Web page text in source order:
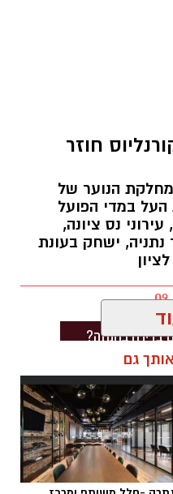
חוזר
שגדל במחלקת הנוער של
העל במדי הפועל
נס ציונה,
נתניה, ישחק בעונת
קורלניוס
אותך גם